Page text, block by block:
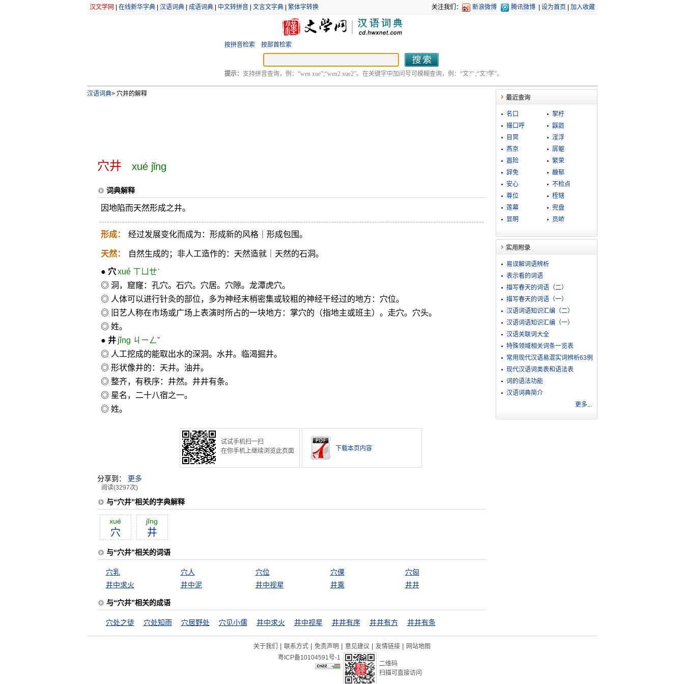
汉文学网 在线新华字典| 汉语词典| 成语词典| 中文转拼音| 文言文字典| 繁体字转换 关注我们： 新浪微博 腾讯微博 设为首页 加入收藏
按拼音检索 按部首检索
提示： 支持拼音查询，例：“wen xue”;“wen2 xue2”。在关键字中加问号可模糊查询，例：“文?” ;“文?学”。
汉语词典>穴井的解释
穴井 xué jǐng
词典解释
因地陷而天然形成之井。
形成： 经过发展变化而成为：形成新的风格｜形成包围。
天然： 自然生成的；非人工造作的：天然造就｜天然的石洞。
● 穴 xué ㄒㄩㄝˊ
◎ 洞，窟窿：孔穴。石穴。穴居。穴隙。龙潭虎穴。
◎ 人体可以进行针灸的部位，多为神经末梢密集或较粗的神经干经过的地方：穴位。
◎ 旧艺人称在市场或广场上表演时所占的一块地方：掌穴的（指地主或班主）。走穴。穴头。
◎ 姓。
● 井 jǐng ㄐㄧㄥˇ
◎ 人工挖成的能取出水的深洞。水井。临渴掘井。
◎ 形状像井的：天井。油井。
◎ 整齐，有秩序：井然。井井有条。
◎ 星名，二十八宿之一。
◎ 姓。
试试手机扫一扫
在你手机上继续浏览此页面
下载本页内容
分享到： 更多
阅读(3297次)
与“穴井”相关的字典解释
xué
穴
jĭng
井
与“穴井”相关的词语
穴乳 穴人 穴位 穴倮
穴匈
井中求火
井中泥 井中视星 井乘 井井
与“穴井”相关的成语
穴处之徒 穴处知雨 穴居野处 穴见小儒 井中求火 井中视星 井井有序 井井有方 井井有条
最近查询
名口
挈杅
撮口呼
鼷鼪
目冥
淫浮
燕京
孱躯
嚣险
繁荣
辞免
馥郁
安心
不检点
尊位
桎辖
莲幕
兜盘
显明
员峤
实用附录
易误解词语辨析
表示看的词语
描写春天的词语（二）
描写春天的词语（一）
汉语词语知识汇编（二）
汉语词语知识汇编（一）
汉语关联词大全
特殊领域相关词条一览表
常用现代汉语易混实词辨析63例
现代汉语词类表和语法表
词的语法功能
汉语词典简介
更多...
关于我们 | 联系方式 | 免责声明 | 意见建议 | 友情链接 | 网站地图
粤ICP备10104591号-1
二维码
扫描可直接访问